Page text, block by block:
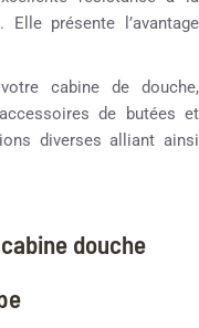
présente l’avantage
cabine de douche,
de butées et
diverses alliant ainsi
douche